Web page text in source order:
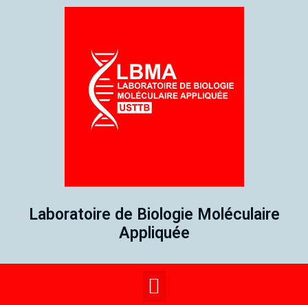
Laboratoire de Biologie Moléculaire
Appliquée